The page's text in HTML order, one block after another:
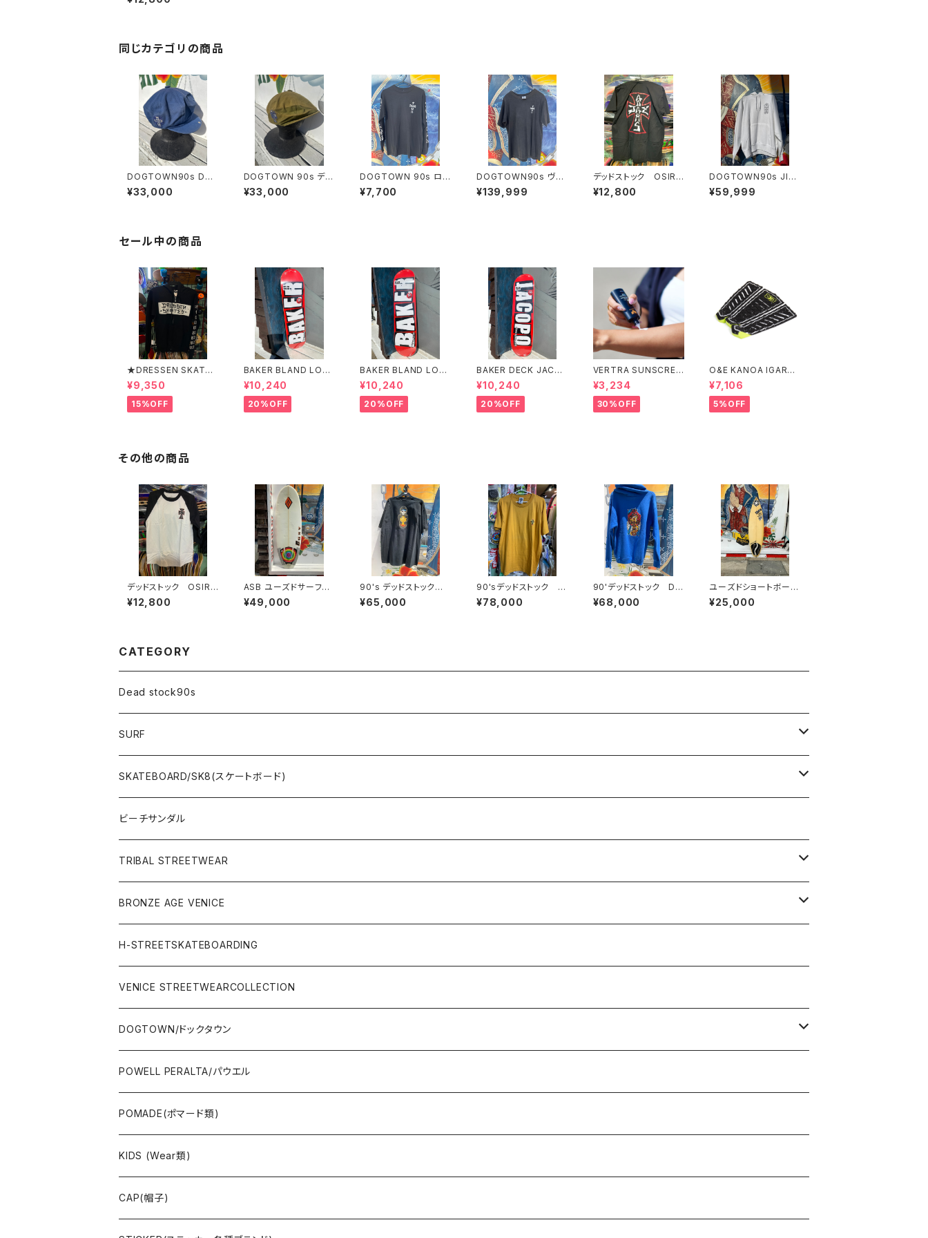
同じカテゴリの商品
DOGTOWN90s Dea
dStock USA ドックタ
ウン デットストック
¥33,000
DOGTOWN 90s デッ
トストックUSA オールタ
グ 90年代品 キャス
¥33,000
DOGTOWN 90s ロン
グスリーブ ドックタウ
ン オールドスクール
¥7,700
DOGTOWN90s ヴィ
ンテージ Tシャツ d
ogtown skateboard
¥139,999
デッドストック OSIRI
S JAY ADAMS
¥12,800
DOGTOWN90s JIM
MUIR DESIGN SKAT
ES デッドストック ヴィ
¥59,999
セール中の商品
★DRESSEN SKATES
★ERIC DRESSEN BL
ACK ZIP HOOD PAR
KER ドレッセンスケー
ツスケート エリックド
¥9,350
15%OFF
BAKER BLAND LOG
O PURPLE DECK 8.0
ベイカー ブランド
ロゴ パープル デッ
キ 8インチ スケートボ
¥10,240
20%OFF
BAKER BLAND LOG
O PINK DECK 8.0 ベ
イカー ブランド ロ
ゴ デッキ ピンク 8
インチ スケートボード
¥10,240
20%OFF
BAKER DECK JACO
PO CAROZZI BRAN
D LOGO 8.25 ベイカ
ー デッキ ジェイコー
プ ブランド ロゴ ス
¥10,240
20%OFF
VERTRA SUNSCREE
N LOTION WHITE S
PF 44＃
¥3,234
30%OFF
O&E KANOA IGARAS
HI 3 PIECE BLACK/LI
ME｜PRO SERIES
¥7,106
5%OFF
その他の商品
デッドストック OSIRI
S JAY ADAMS
¥12,800
ASB ユーズドサーフボ
ード ショートボード
¥49,000
90's デッドストック D
OGTOWN
¥65,000
90'sデッドストック D
OGTOWN
¥78,000
90'デッドストック DO
GTOWN
¥68,000
ユーズドショートボー
ド EPS
¥25,000
CATEGORY
Dead stock90s
SURF
WetSuits(ウェットスーツ )
Surf Board(サーフボード )
OTHERS(サーフ小物)
WEAR(サーフブランド衣類)
Rhythm(サーフアパレル)
Ripcurl(サーフブランド)
SKATEBOARD/SK8(スケートボード)
CLOTHING(アパレル)
DECK(デッキ)
COMPLETE（完成品）
STREET
SURFSKATE
TRUCK(トラック)
WHEEL(ウィール)
OTHERS(スケボー小物/ステッカー類)
JAYADAMS/ジェイアダムス
ビーチサンダル
TRIBAL STREETWEAR
小物類
SALE
BRONZE AGE VENICE
made in JAPAN
made in USA
H-STREETSKATEBOARDING
VENICE STREETWEARCOLLECTION
DOGTOWN/ドックタウン
WEAR(衣類)
Deck(スケートデッキ)
CAP/HAT(キャップ類)
OTHERS(ドックタウン小物)
POWELL PERALTA/パウエル
POMADE(ポマード類)
KIDS (Wear類)
CAP(帽子)